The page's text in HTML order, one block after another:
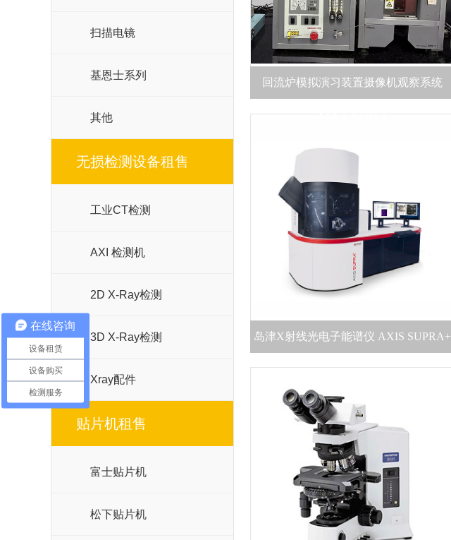
扫描电镜
基恩士系列
其他
无损检测设备租售
工业CT检测
AXI 检测机
2D X-Ray检测
3D X-Ray检测
Xray配件
贴片机租售
富士贴片机
松下贴片机
回流炉模拟演习装置摄像机观察系统
SRS-1 VDM-1
岛津X射线光电子能谱仪 AXIS SUPRA+
在线咨询
设备租赁
设备购买
检测服务